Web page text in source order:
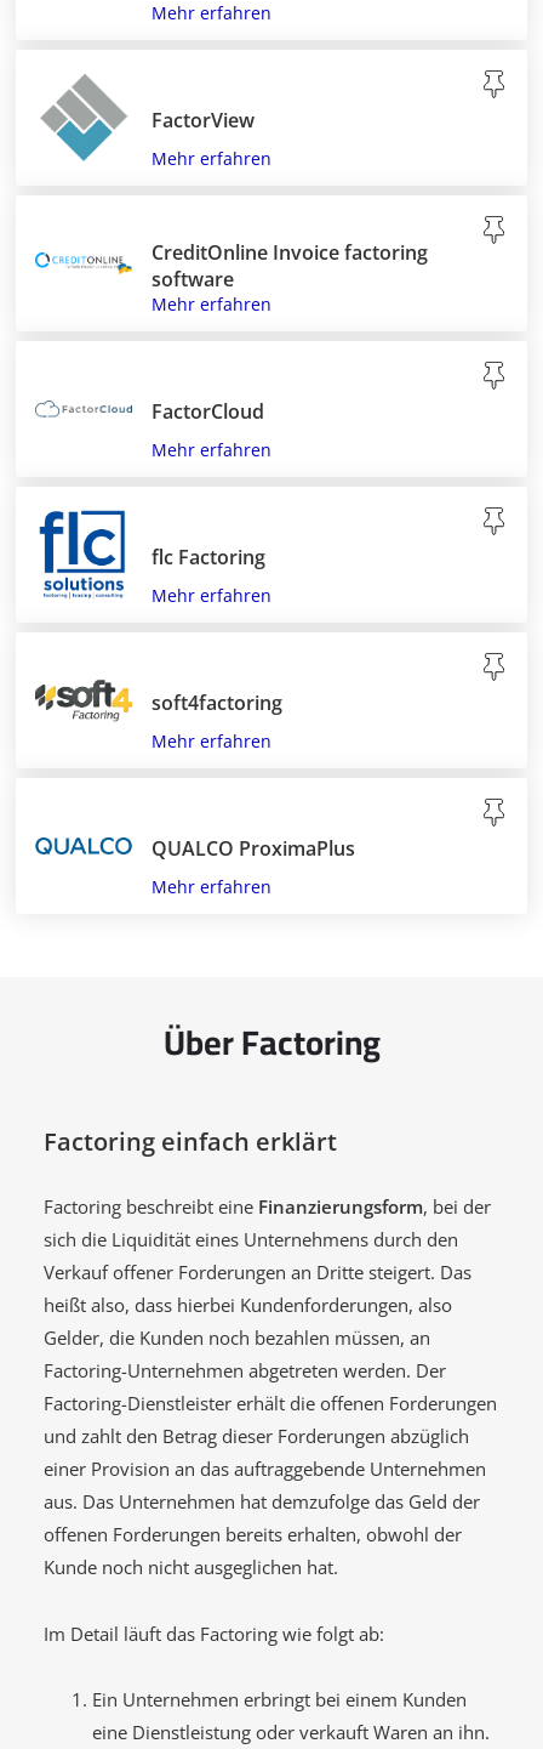
Mehr erfahren
FactorView
Mehr erfahren
CreditOnline Invoice factoring
software
Mehr erfahren
FactorCloud
Mehr erfahren
flc Factoring
Mehr erfahren
soft4factoring
Mehr erfahren
QUALCO ProximaPlus
Mehr erfahren
Über Factoring
Factoring einfach erklärt
Factoring beschreibt eine Finanzierungsform, bei der
sich die Liquidität eines Unternehmens durch den
Verkauf offener Forderungen an Dritte steigert. Das
heißt also, dass hierbei Kundenforderungen, also
Gelder, die Kunden noch bezahlen müssen, an
Factoring-Unternehmen abgetreten werden. Der
Factoring-Dienstleister erhält die offenen Forderungen
und zahlt den Betrag dieser Forderungen abzüglich
einer Provision an das auftraggebende Unternehmen
aus. Das Unternehmen hat demzufolge das Geld der
offenen Forderungen bereits erhalten, obwohl der
Kunde noch nicht ausgeglichen hat.
Im Detail läuft das Factoring wie folgt ab:
Ein Unternehmen erbringt bei einem Kunden
eine Dienstleistung oder verkauft Waren an ihn.